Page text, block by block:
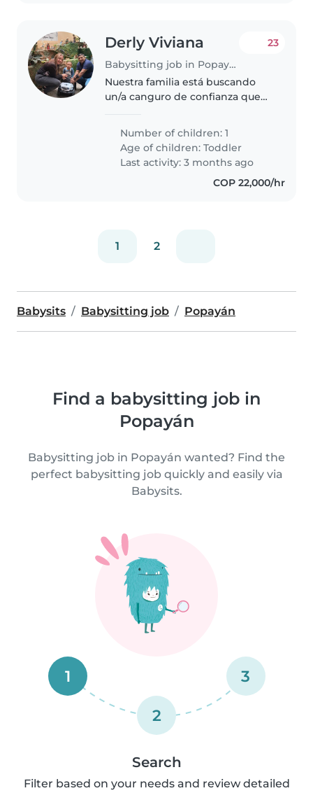
Derly Viviana
Babysitting job in Popayán
23
Nuestra familia está buscando
un/a canguro de confianza que
inquieto/a, amigable e
inteligente niño/a de 2 años. Nos
gustaría tener a alguien que
venga a..
Number of children: 1
Age of children:Toddler
Last activity: 3 months ago
COP 22,000/hr
1 2
Babysits Babysitting job Popayán
Find a babysitting job in
Popayán
Babysitting job in Popayán wanted? Find the
perfect babysitting job quickly and easily via
Babysits.
1
2
3
Search
Filter based on your needs and review detailed